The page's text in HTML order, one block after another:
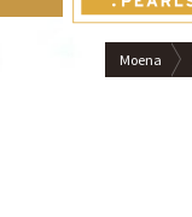
Moena